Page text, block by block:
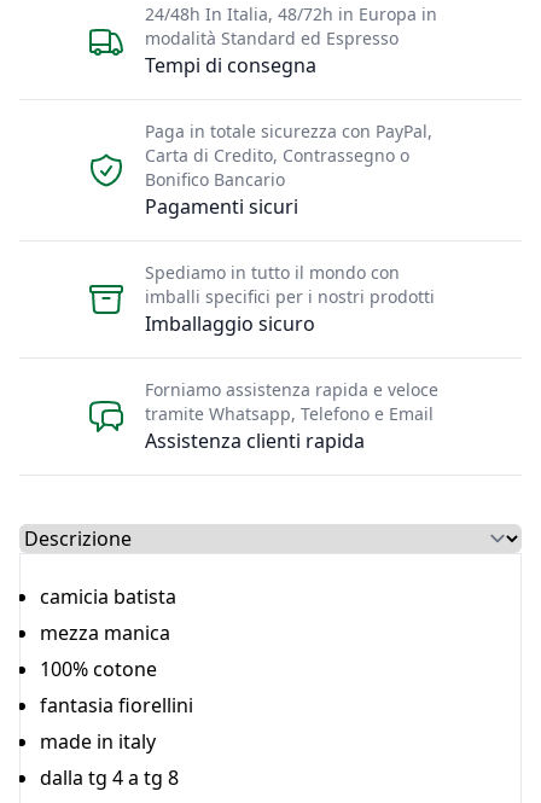
Tempi di consegna
24/48h In Italia, 48/72h in Europa in
modalità Standard ed Espresso
Pagamenti sicuri
Paga in totale sicurezza con PayPal,
Carta di Credito, Contrassegno o
Bonifico Bancario
Imballaggio sicuro
Spediamo in tutto il mondo con
imballi specifici per i nostri prodotti
Assistenza clienti rapida
Forniamo assistenza rapida e veloce
tramite Whatsapp, Telefono e Email
Select a tab
camicia batista
mezza manica
100% cotone
fantasia fiorellini
made in italy
dalla tg 4 a tg 8